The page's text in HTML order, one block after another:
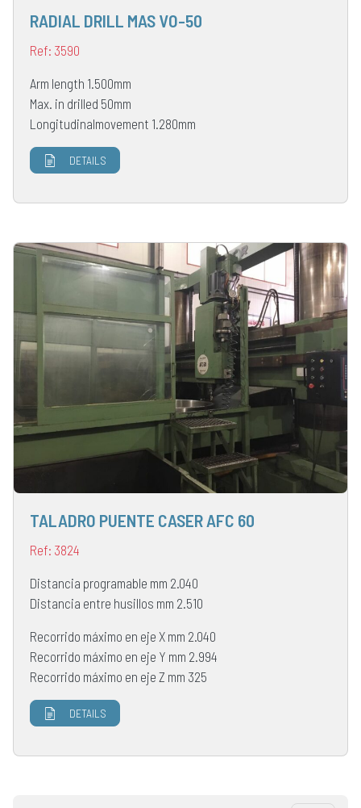
RADIAL DRILL MAS VO-50
Ref: 3590
Arm length 1.500mm
Max. in drilled 50mm
Longitudinalmovement 1.280mm
DETAILS
TALADRO PUENTE CASER AFC 60
Ref: 3824
Distancia programable mm 2.040
Distancia entre husillos mm 2.510
Recorrido máximo en eje X mm 2.040
Recorrido máximo en eje Y mm 2.994
Recorrido máximo en eje Z mm 325
DETAILS